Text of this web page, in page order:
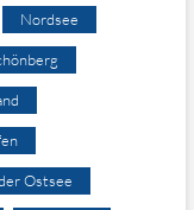
Nordsee
Ostsee